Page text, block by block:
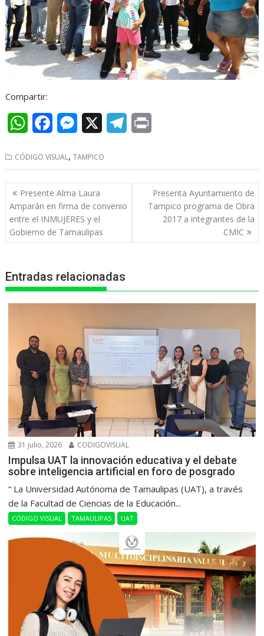
Compartir:
W
a
t
s
A
p
c
e
b
o
o
M
s
s
e
n
g
r
e
a
n
t
CÓDIGO VISUAL,TAMPICO
Navegación
de
entradas
Presente Alma Laura
Amparán en firma de convenio
entre el INMUJERES y el
Gobierno de Tamaulipas
Presenta Ayuntamiento de
Tampico programa de Obra
2017 a integrantes de la
CMIC
Entradas relacionadas
31 julio, 2026 CODIGOVISUAL
Impulsa UAT la innovación educativa y el debate
sobre inteligencia artificial en foro de posgrado
“ La Universidad Autónoma de Tamaulipas (UAT), a través
de la Facultad de Ciencias de la Educación...
CÓDIGO VISUAL TAMAULIPAS UAT